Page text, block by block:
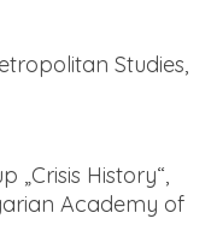
Studies,
„Crisis History“,
Academy of